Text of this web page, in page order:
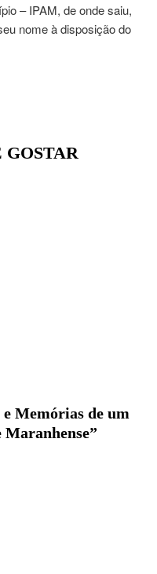
– IPAM, de onde saiu,
nome à disposição do
Memórias de um
Maranhense”